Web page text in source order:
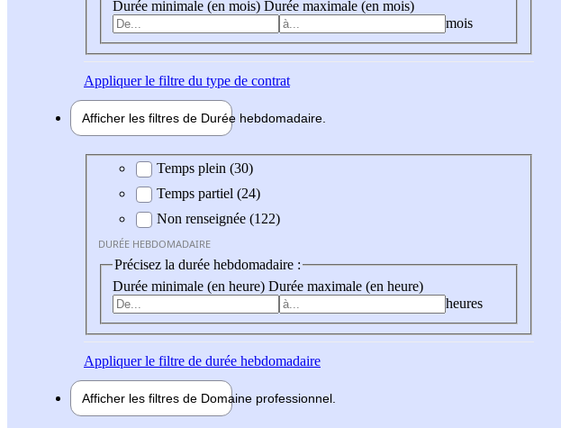
Durée minimale (en mois) Durée maximale (en mois)
mois
Appliquerle filtre du type de contrat
Afficher les filtres de Durée hebdomadaire
Durée hebdomadaire
Temps plein (30)
Temps partiel (24)
Non renseignée (122)
DURÉE HEBDOMADAIRE
Précisez la durée hebdomadaire :
Durée minimale (en heure) Durée maximale (en heure)
heures
Appliquerle filtre de durée hebdomadaire
Afficher les filtres de Domaine professionnel